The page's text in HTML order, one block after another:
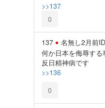
>>137
0
137 名無し2月前
何か日本を侮辱す
反日精神病です
>>136
0